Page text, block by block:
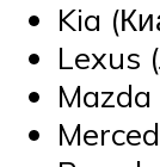
Kia
Lexus